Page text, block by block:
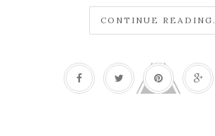
CONTINUE READING.